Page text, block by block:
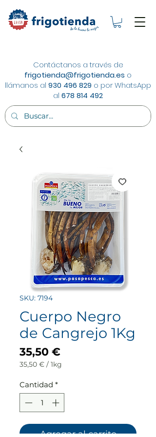
Contáctanos a través de
frigotienda@frigotienda.es o
llámanos al 930 496 829 o por WhatsApp
al 678 814 492
SKU: 7194
Cuerpo Negro
de Cangrejo 1Kg
35,50 €Precio
35,50 € / 1kg
por
1
Kilogramos
Cantidad *
Agregar al carrito